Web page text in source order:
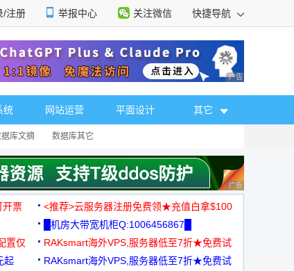
/注册 举报中心 关注微信 快捷导航
广告 商业广告，理
统 网站运营 平面设计 其它
库文摘 数据库其它
广告 商业广告，理
开票
<推荐>云服务器注册免费领★充值白拿$100
█机房大带宽机柜Q:1006456867█
置仅
RAKsmart海外VPS,服务器低至7折★免费试
用★
起
RAKsmart海外VPS,服务器低至7折★免费试